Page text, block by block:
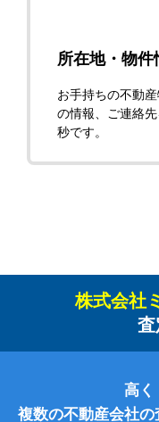
所在地・物件
お手持ちの不動
の情報、ご連絡
秒です。
株式会社
査
高く
複数の不動産会社